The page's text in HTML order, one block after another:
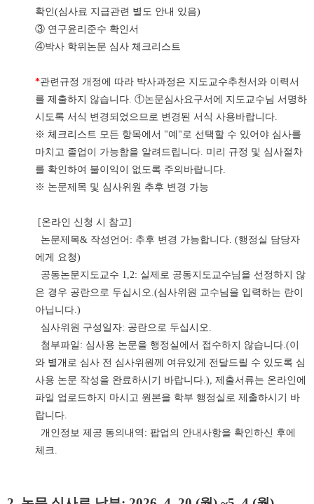
확인(심사료 지급관련 별도 안내 있음)
③ 연구윤리준수 확인서
④박사 학위논문 심사 체크리스트
*관련규정 개정에 따라 박사과정은 지도교수추천서와 이력서
를 제출하지 않습니다. ①논문심사요구서에 지도교수님 서명하
시도록 서식 변경되었으므로 변경된 서식 사용바랍니다.
※ 체크리스트 모든 항목에서 "예"로 선택할 수 있어야 심사를
마치고 졸업이 가능함을 알려드립니다. 미리 규정 및 심사절차
를 확인하여 불이익이 없도록 주의바랍니다.
※ 논문제목 및 심사위원 추후 변경 가능
[온라인 신청 시 참고]
논문제목& 작성언어: 추후 변경 가능합니다. (행정실 담당자
에게 요청)
공동논문지도교수 1,2: 실제로 공동지도교수님을 선정하지 않
은 경우 공란으로 두십시오.(심사위원 교수님을 입력하는 란이
아닙니다.)
심사위원 구성일자: 공란으로 두십시오.
첨부파일: 심사용 논문을 행정실에서 접수하지 않습니다.(이
와 별개로 심사 전 심사위원께 여유있게 전달드릴 수 있도록 심
사용 논문 작성을 완료하시기 바랍니다.), 제출서류는 온라인에
파일 업로드하지 마시고 원본을 학부 행정실로 제출하시기 바
랍니다.
개인정보 제공 동의내역: 팝업의 안내사항을 확인하신 후에
체크.